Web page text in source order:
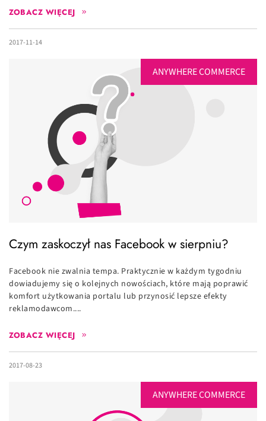
ZOBACZ WIĘCEJ
2017-11-14
ANYWHERE COMMERCE
Czym zaskoczył nas Facebook w sierpniu?
Facebook nie zwalnia tempa. Praktycznie w każdym tygodniu
dowiadujemy się o kolejnych nowościach, które mają poprawić
komfort użytkowania portalu lub przynosić lepsze efekty
reklamodawcom....
ZOBACZ WIĘCEJ
2017-08-23
ANYWHERE COMMERCE